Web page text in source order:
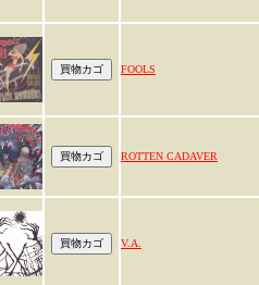
FOOLS
ROTTEN CADAVER
V.A.